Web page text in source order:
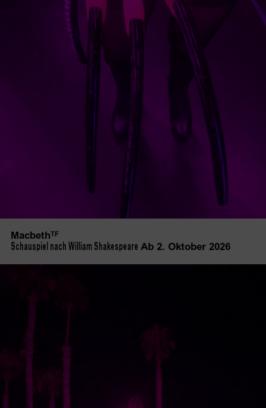
MacbethTF
Schauspiel nach William Shakespeare Ab 2. Oktober 2026